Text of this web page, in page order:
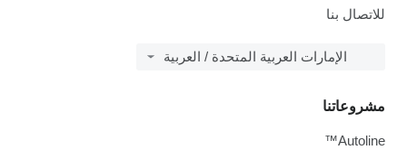
للاتصال بنا
الإمارات العربية المتحدة / العربية
مشروعاتنا
Autoline™